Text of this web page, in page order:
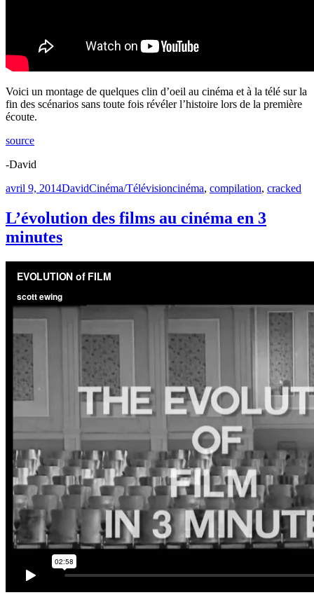
Voici un montage de quelques clin d’oeil au cinéma et à la télé sur la
fin des scénarios sans toute fois révéler l’histoire lors de la première
écoute.
source
-David
Publié
avril 9, 2014DavidCatégories
Cinéma/TélévisionÉtiquettes
cinéma, compilation, cracked
L’évolution des films au cinéma en 3
minutes